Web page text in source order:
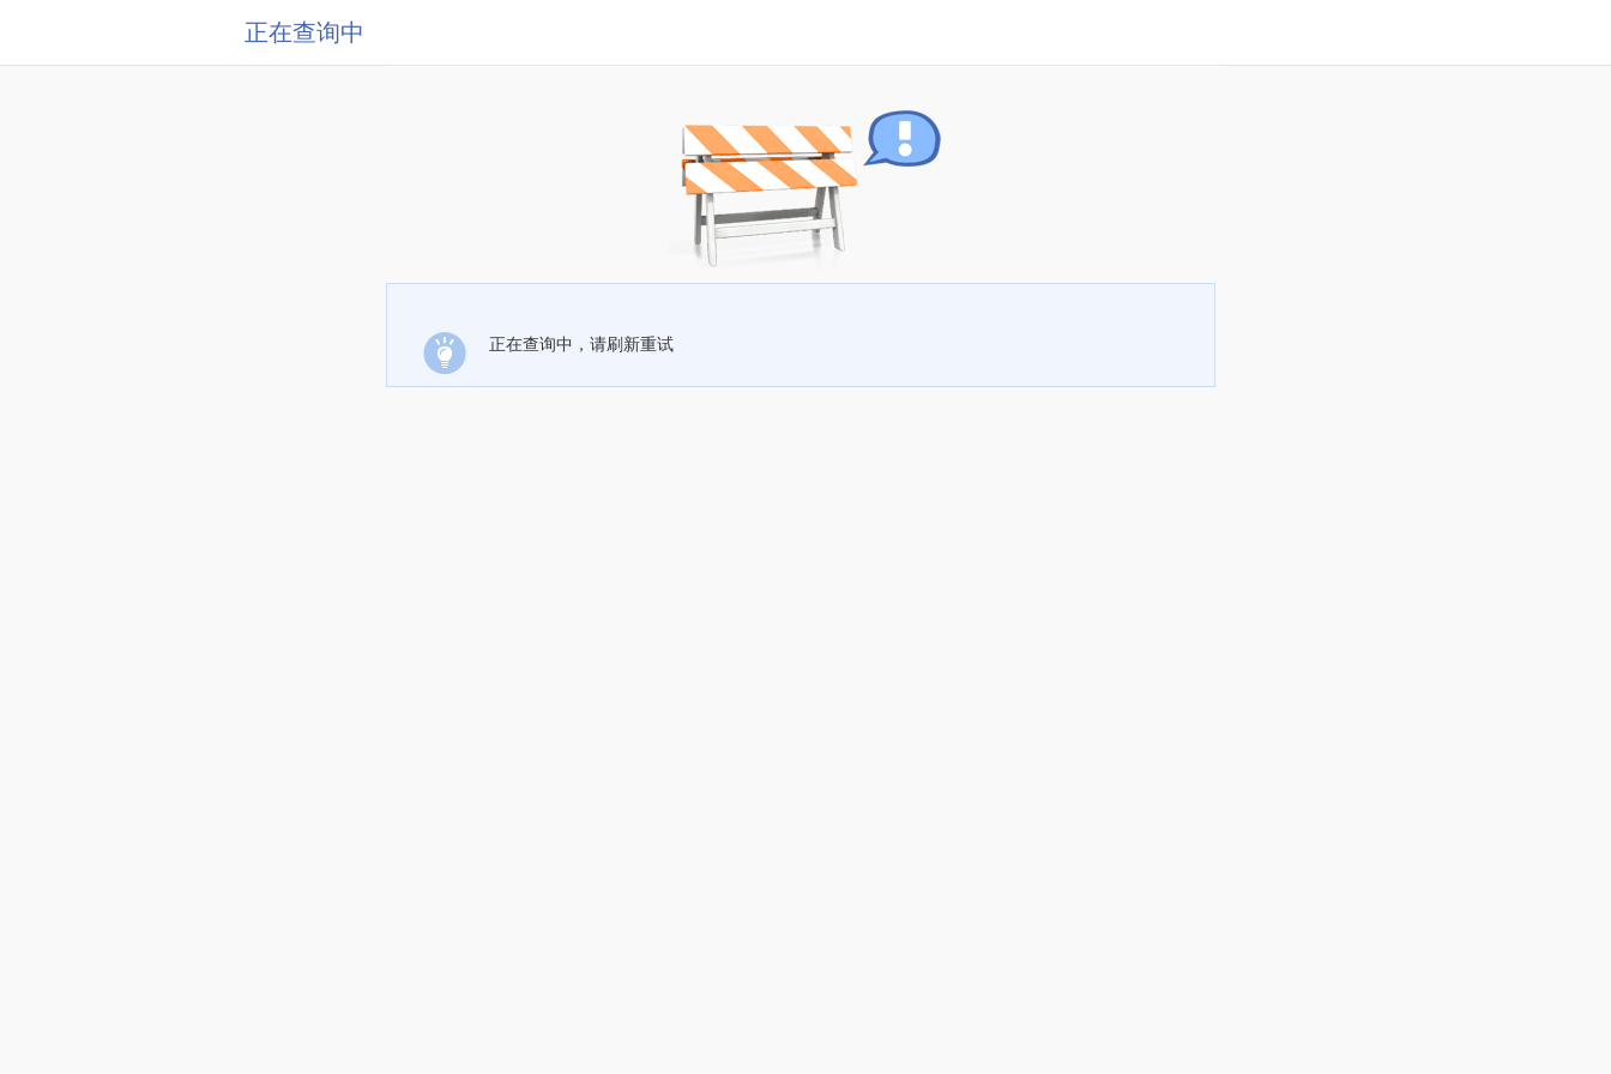
正在查询中
正在查询中，请刷新重试